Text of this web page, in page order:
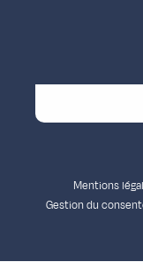
Mentions
Gestion du